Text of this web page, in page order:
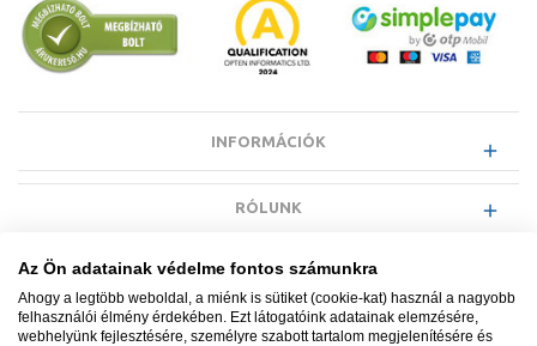
INFORMÁCIÓK
RÓLUNK
EGYÉB INFORMÁCIÓK
VÁSÁRLÓI INFORMÁCIÓK
Az Ön adatainak védelme fontos számunkra
Ahogy a legtöbb weboldal, a miénk is sütiket (cookie-kat) használ a nagyobb
felhasználói élmény érdekében. Ezt látogatóink adatainak elemzésére,
webhelyünk fejlesztésére, személyre szabott tartalom megjelenítésére és